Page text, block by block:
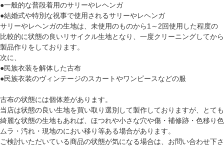
●一般的な普段着用のサリーやレヘンガ
●結婚式や特別な祝事で使用されるサリーやレヘンガ
サリーやレヘンガの生地は、未使用のものから1～2回使用した程度の
比較的に状態の良いリサイクル生地となり、一度クリーニングしてから
製品作りをしております。
次に、
●民族衣装を解体した古布
●民族衣装のヴィンテージのスカートやワンピースなどの服
古布の状態には個体差があります。
当店は状態の良い生地を買い取り選別して製作しておりますが、とても
綺麗な状態の生地もあれば、ほつれや小さな穴や傷・補修跡・色移り色
ムラ・汚れ・現地のにおい移り等ある場合があります。
ご検討いただいている商品の状態が気になる場合は、お問い合わせ下さ